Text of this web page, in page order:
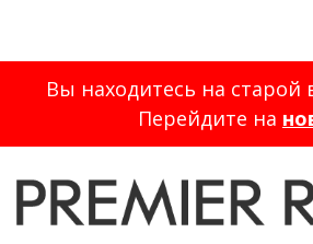
Вы находитесь на старой
Перейдите на